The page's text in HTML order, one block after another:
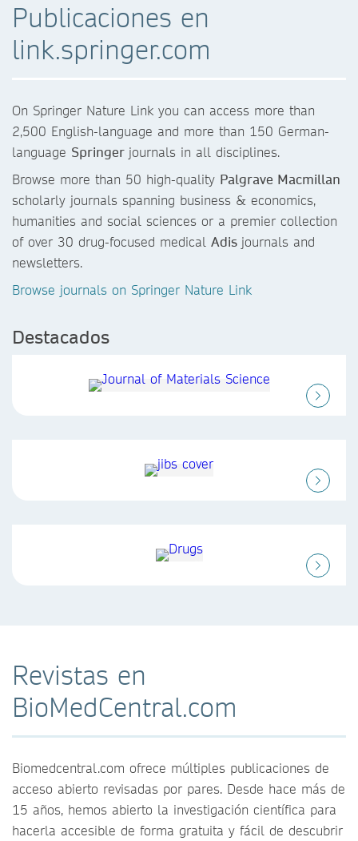
Publicaciones en
link.springer.com
On Springer Nature Link you can access more than
2,500 English-language and more than 150 German-
language Springer journals in all disciplines.
Browse more than 50 high-quality Palgrave Macmillan
scholarly journals spanning business & economics,
humanities and social sciences or a premier collection
of over 30 drug-focused medical Adis journals and
newsletters.
Browse journals on Springer Nature Link
Destacados
Revistas en
BioMedCentral.com
Biomedcentral.com ofrece múltiples publicaciones de
acceso abierto revisadas por pares. Desde hace más de
15 años, hemos abierto la investigación científica para
hacerla accesible de forma gratuita y fácil de descubrir